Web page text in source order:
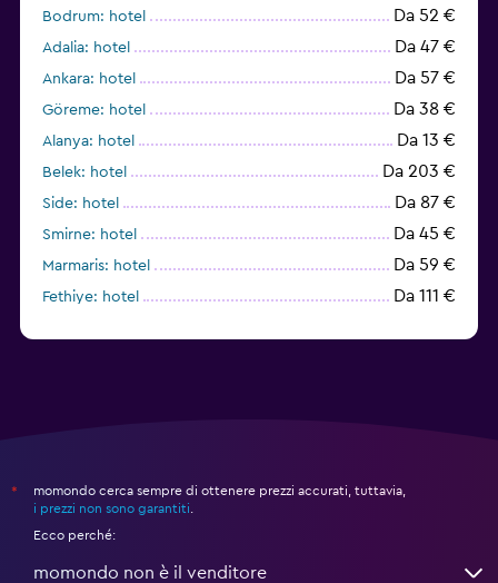
Bodrum: hotel Da 52 €
Adalia: hotel Da 47 €
Ankara: hotel Da 57 €
Göreme: hotel Da 38 €
Alanya: hotel Da 13 €
Belek: hotel Da 203 €
Side: hotel Da 87 €
Smirne: hotel Da 45 €
Marmaris: hotel Da 59 €
Fethiye: hotel Da 111 €
*
momondo cerca sempre di ottenere prezzi accurati, tuttavia,
i prezzi non sono garantiti
Ecco perché:
momondo non è il venditore